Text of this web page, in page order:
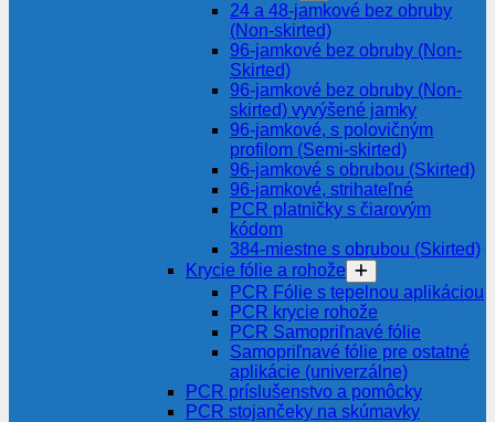
24 a 48-jamkové bez obruby
(Non-skirted)
96-jamkové bez obruby (Non-
Skirted)
96-jamkové bez obruby (Non-
skirted) vyvýšené jamky
96-jamkové, s polovičným
profilom (Semi-skirted)
96-jamkové s obrubou (Skirted)
96-jamkové, strihateľné
PCR platničky s čiarovým
kódom
384-miestne s obrubou (Skirted)
Krycie fólie a rohože
PCR Fólie s tepelnou aplikáciou
PCR krycie rohože
PCR Samopriľnavé fólie
Samopriľnavé fólie pre ostatné
aplikácie (univerzálne)
PCR príslušenstvo a pomôcky
PCR stojančeky na skúmavky